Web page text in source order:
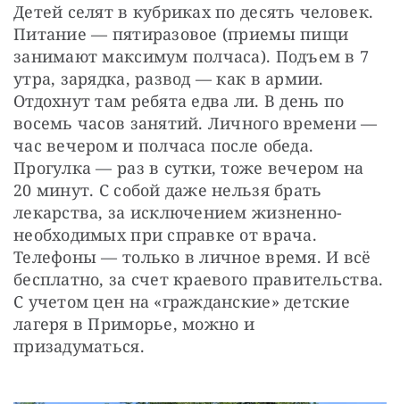
Детей селят в кубриках по десять человек.
Питание — пятиразовое (приемы пищи
занимают максимум полчаса). Подъем в 7
утра, зарядка, развод — как в армии.
Отдохнут там ребята едва ли. В день по
восемь часов занятий. Личного времени —
час вечером и полчаса после обеда.
Прогулка — раз в сутки, тоже вечером на
20 минут. С собой даже нельзя брать
лекарства, за исключением жизненно-
необходимых при справке от врача.
Телефоны — только в личное время. И всё
бесплатно, за счет краевого правительства.
С учетом цен на «гражданские» детские
лагеря в Приморье, можно и
призадуматься.